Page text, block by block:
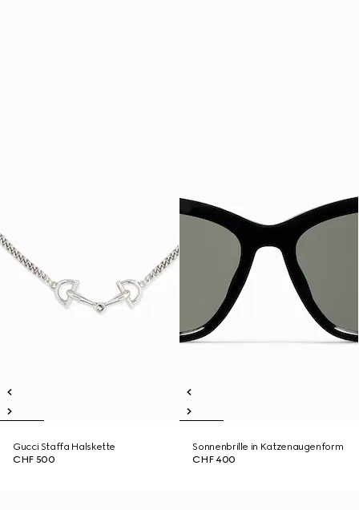
Gucci Staffa Halskette
CHF 500
Sonnenbrille in Katzenaugenform
CHF 400